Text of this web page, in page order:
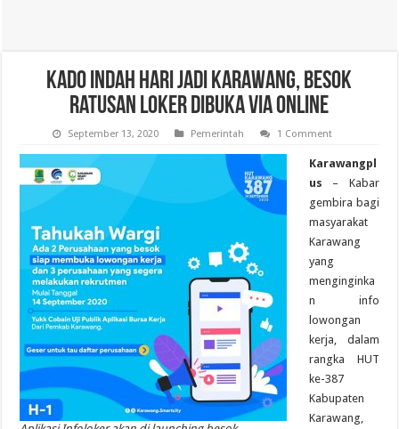
Kado Indah Hari Jadi Karawang, Besok
Ratusan Loker Dibuka Via Online
September 13, 2020 Pemerintah 1 Comment
Karawangpl
us – Kabar
gembira bagi
masyarakat
Karawang
yang
menginginka
n info
lowongan
kerja, dalam
rangka HUT
ke-387
Kabupaten
Karawang,